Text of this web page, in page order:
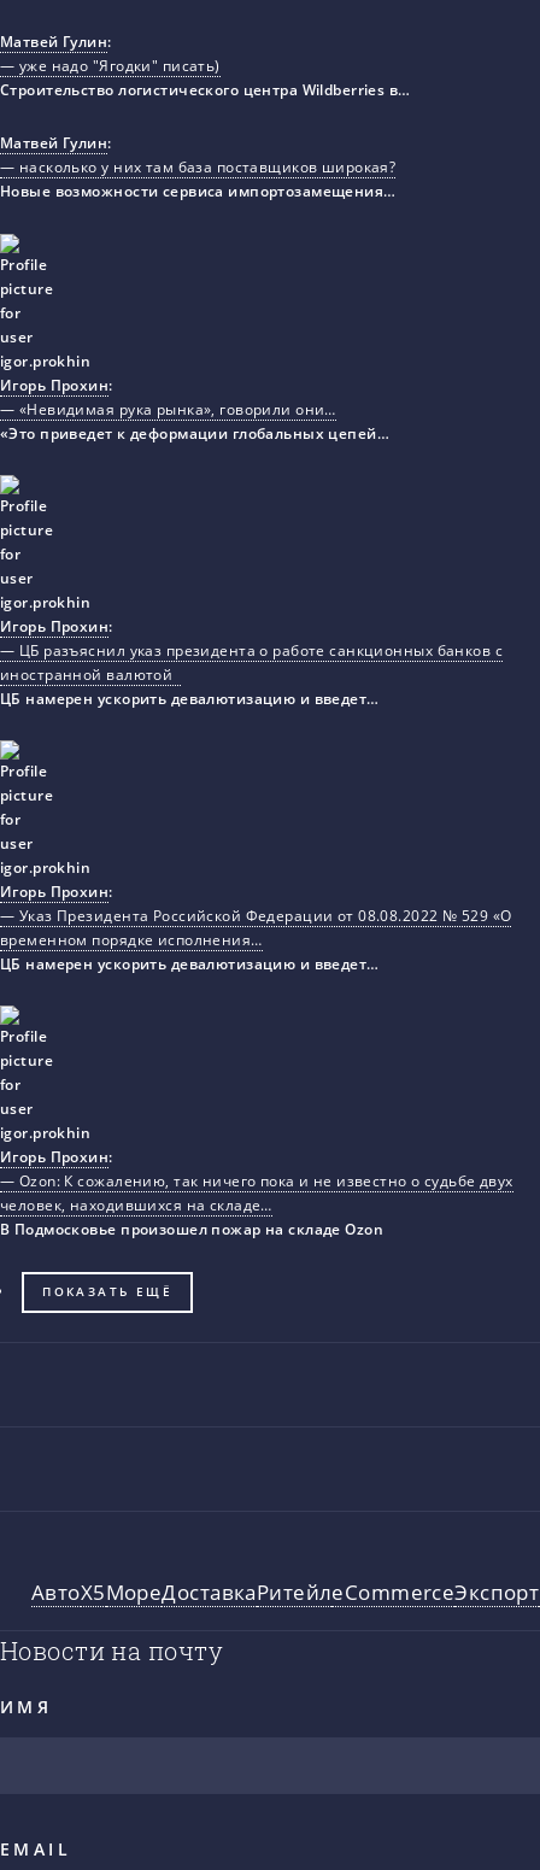
Матвей Гулин:
— уже надо "Ягодки" писать)
Строительство логистического центра Wildberries в…
Матвей Гулин:
— насколько у них там база поставщиков широкая?
Новые возможности сервиса импортозамещения…
Игорь Прохин:
— «Невидимая рука рынка», говорили они…
«Это приведет к деформации глобальных цепей…
Игорь Прохин:
— ЦБ разъяснил указ президента о работе санкционных банков с
иностранной валютой
ЦБ намерен ускорить девалютизацию и введет…
Игорь Прохин:
— Указ Президента Российской Федерации от 08.08.2022 № 529 «О
временном порядке исполнения…
ЦБ намерен ускорить девалютизацию и введет…
Игорь Прохин:
— Ozon: К сожалению, так ничего пока и не известно о судьбе двух
человек, находившихся на складе…
В Подмосковье произошел пожар на складе Ozon
ПОКАЗАТЬ ЕЩЁ
АвтоX5МореДоставкаРитейлeCommerceЭкспорт
Новости на почту
ИМЯ
EMAIL